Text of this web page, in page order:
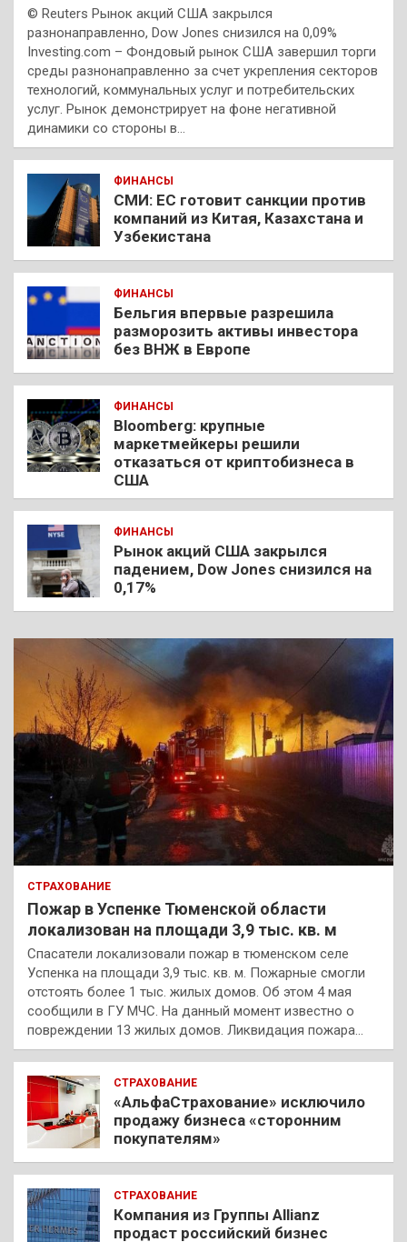
© Reuters Рынок акций США закрылся
разнонаправленно, Dow Jones снизился на 0,09%
Investing.com – Фондовый рынок США завершил торги
среды разнонаправленно за счет укрепления секторов
технологий, коммунальных услуг и потребительских
услуг. Рынок демонстрирует на фоне негативной
динамики со стороны в…
ФИНАНСЫ
СМИ: ЕС готовит санкции против
компаний из Китая, Казахстана и
Узбекистана
ФИНАНСЫ
Бельгия впервые разрешила
разморозить активы инвестора
без ВНЖ в Европе
ФИНАНСЫ
Bloomberg: крупные
маркетмейкеры решили
отказаться от криптобизнеса в
США
ФИНАНСЫ
Рынок акций США закрылся
падением, Dow Jones снизился на
0,17%
СТРАХОВАНИЕ
Пожар в Успенке Тюменской области
локализован на площади 3,9 тыс. кв. м
Спасатели локализовали пожар в тюменском селе
Успенка на площади 3,9 тыс. кв. м. Пожарные смогли
отстоять более 1 тыс. жилых домов. Об этом 4 мая
сообщили в ГУ МЧС. На данный момент известно о
повреждении 13 жилых домов. Ликвидация пожара…
СТРАХОВАНИЕ
«АльфаСтрахование» исключило
продажу бизнеса «сторонним
покупателям»
СТРАХОВАНИЕ
Компания из Группы Allianz
продаст российский бизнес